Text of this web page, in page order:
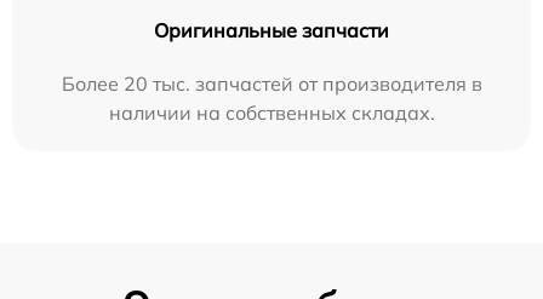
Оригинальные запчасти
Более 20 тыс. запчастей от производителя в
наличии на собственных складах.